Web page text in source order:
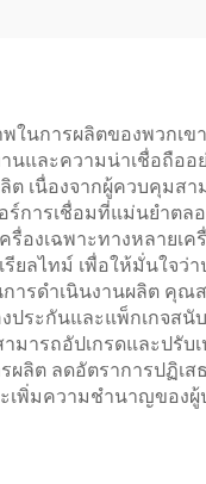
ในการผลิตของพวกเ
และความน่าเชื่อถืออ
เนื่องจากผู้ควบคุมสา
การเชื่อมที่แม่นยำตล
รื่องเฉพาะทางหลายเ
ลไทม์ เพื่อให้มั่นใจว่
ารดำเนินงานผลิต คุ
ระกันและแพ็กเกจสนั
มารถอัปเกรดและปรับ
ต ลดอัตราการปฏิเส
เพิ่มความชำนาญของ